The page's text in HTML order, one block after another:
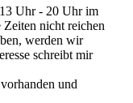
Uhr - 20 Uhr im
nicht reichen
werden wir
schreibt mir
und